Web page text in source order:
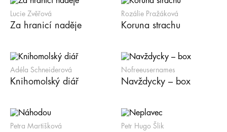
Lucie Zvěřová
Za hranicí naděje
Rozálie Pražáková
Koruna strachu
Adéla Schneiderová
Knihomolský diář
Nofreeusernames
Navždycky – box
Petra Martišková Petr Hugo Šlik